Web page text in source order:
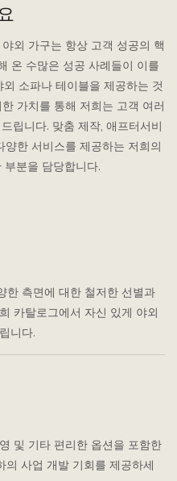
외 가구는 항상 고객 성공의 핵
온 수많은 성공 사례들이 이를
소파나 테이블을 제공하는 것
가치를 통해 저희는 고객 여러
립니다. 맞춤 제작, 애프터서비
한 서비스를 제공하는 저희의
분을 담당합니다.
한 측면에 대한 철저한 선별과
카탈로그에서 자신 있게 야외
니다.
및 기타 편리한 옵션을 포함한
의 사업 개발 기회를 제공하세